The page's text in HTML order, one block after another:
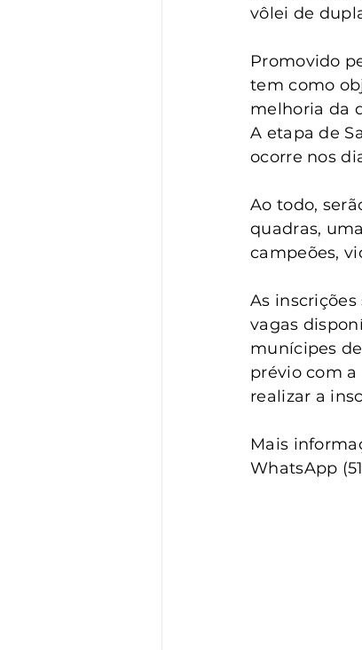
vôlei de
Promovido
tem como
melhoria da
A etapa de
ocorre nos
Ao todo,
quadras,
campeões,
As
vagas
munícipes
prévio com
realizar a
Mais
WhatsApp